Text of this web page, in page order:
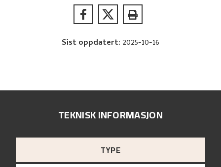
Sist oppdatert: 2025-10-16
TEKNISK INFORMASJON
TYPE